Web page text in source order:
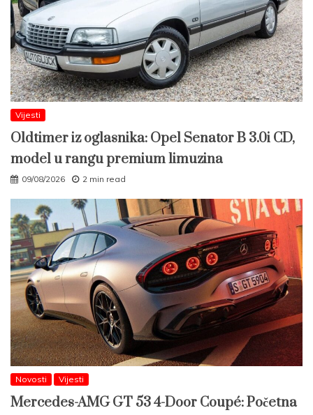
Vijesti
Oldtimer iz oglasnika: Opel Senator B 3.0i CD,
model u rangu premium limuzina
09/08/2026 2 min read
Novosti Vijesti
Mercedes-AMG GT 53 4-Door Coupé: Početna